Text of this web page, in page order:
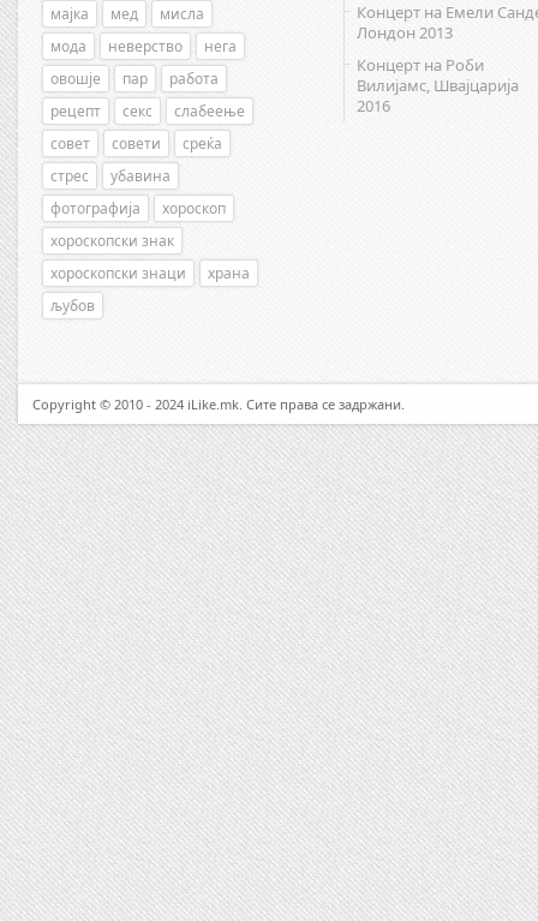
мајка
мед
мисла
мода
неверство
нега
овошје
пар
работа
рецепт
секс
слабеење
совет
совети
среќа
стрес
убавина
фотографија
хороскоп
хороскопски знак
хороскопски знаци
храна
љубов
Концерт на Емели
Лондон 2013
Концерт на Роби
Вилијамс, Швајцарија
2016
Copyright © 2010 - 2024 iLike.mk. Сите права се задржани.